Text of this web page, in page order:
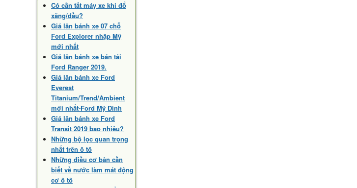
Có cần tắt máy xe khi đổ
xăng/dầu?
Giá lăn bánh xe 07 chỗ
Ford Explorer nhập Mỹ
mới nhất
Giá lăn bánh xe bán tải
Ford Ranger 2019.
Giá lăn bánh xe Ford
Everest
Titanium/Trend/Ambient
mới nhất-Ford Mỹ Đình
Giá lăn bánh xe Ford
Transit 2019 bao nhiêu?
Những bộ lọc quan trọng
nhất trên ô tô
Những điều cơ bản cần
biết về nước làm mát động
cơ ô tô